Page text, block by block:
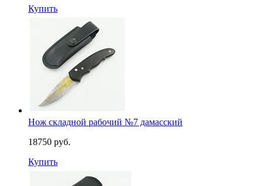
Купить
Нож складной рабочий №7 дамасский
18750 руб.
Купить